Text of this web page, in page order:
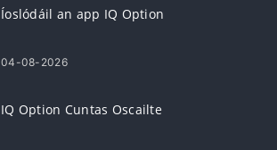
Íoslódáil an app IQ Option
04-08-2026
IQ Option Cuntas Oscailte